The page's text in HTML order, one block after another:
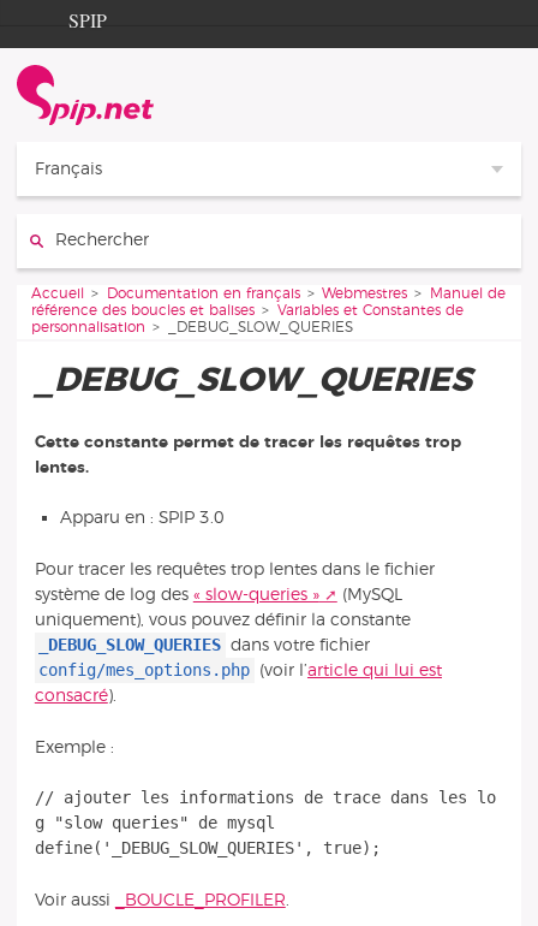
Aller au contenu
Aller à la navigation
SPIP
Documentation
Contribution
Français
Vous êtes ici :
Accueil Documentation en français Webmestres
Manuel de
référence des boucles et balises
Variables et Constantes de
personnalisation
_DEBUG_SLOW_QUERIES
_DEBUG_SLOW_QUERIES
Cette constante permet de tracer les requêtes trop
lentes.
Apparu en : SPIP 3.0
Pour tracer les requêtes trop lentes dans le fichier
système de log des « slow-queries »
(MySQL
uniquement), vous pouvez définir la constante
_DEBUG_SLOW_QUERIES dans votre fichier
config/mes_options.php (voir l’article qui lui est
consacré).
Exemple :
// ajouter les informations de trace dans les lo
g "slow queries" de mysql
Voir aussi _BOUCLE_PROFILER